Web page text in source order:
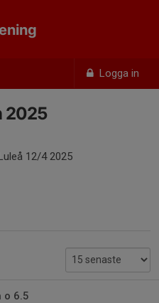
Logga in
2025
12/4 2025
o 6.5